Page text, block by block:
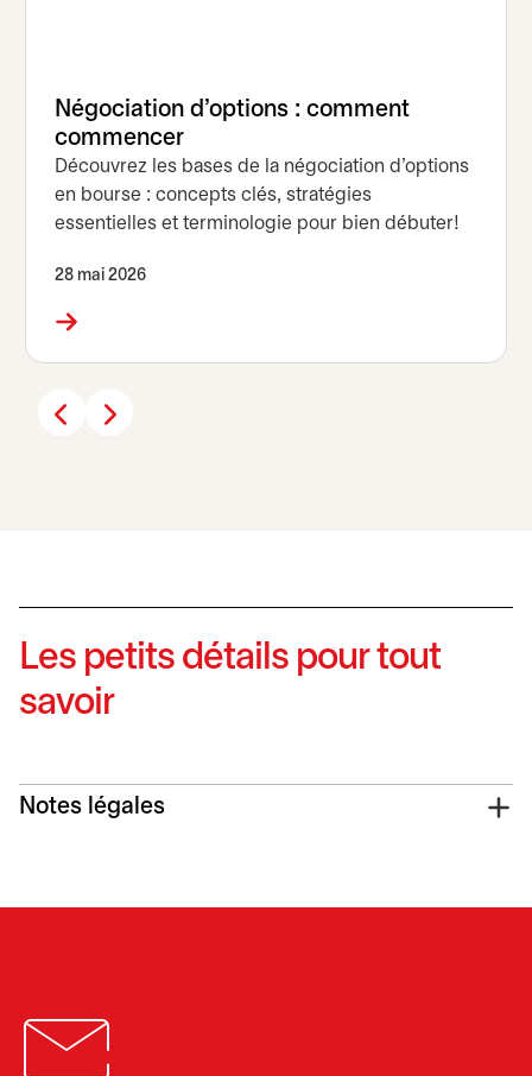
Négociation d'options : comment
commencer
Découvrez les bases de la négociation d’options
en bourse : concepts clés, stratégies
essentielles et terminologie pour bien débuter!
28 mai 2026
Les petits détails pour tout
savoir
Notes légales